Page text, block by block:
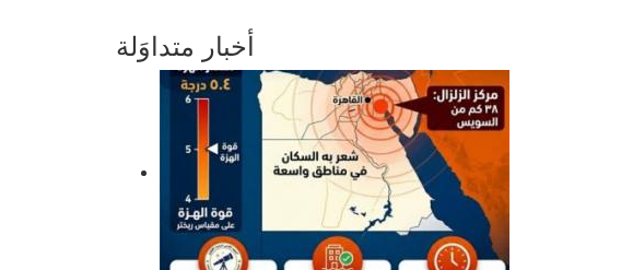
أخبار متداوَلة